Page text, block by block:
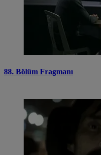
88. Bölüm Fragmanı